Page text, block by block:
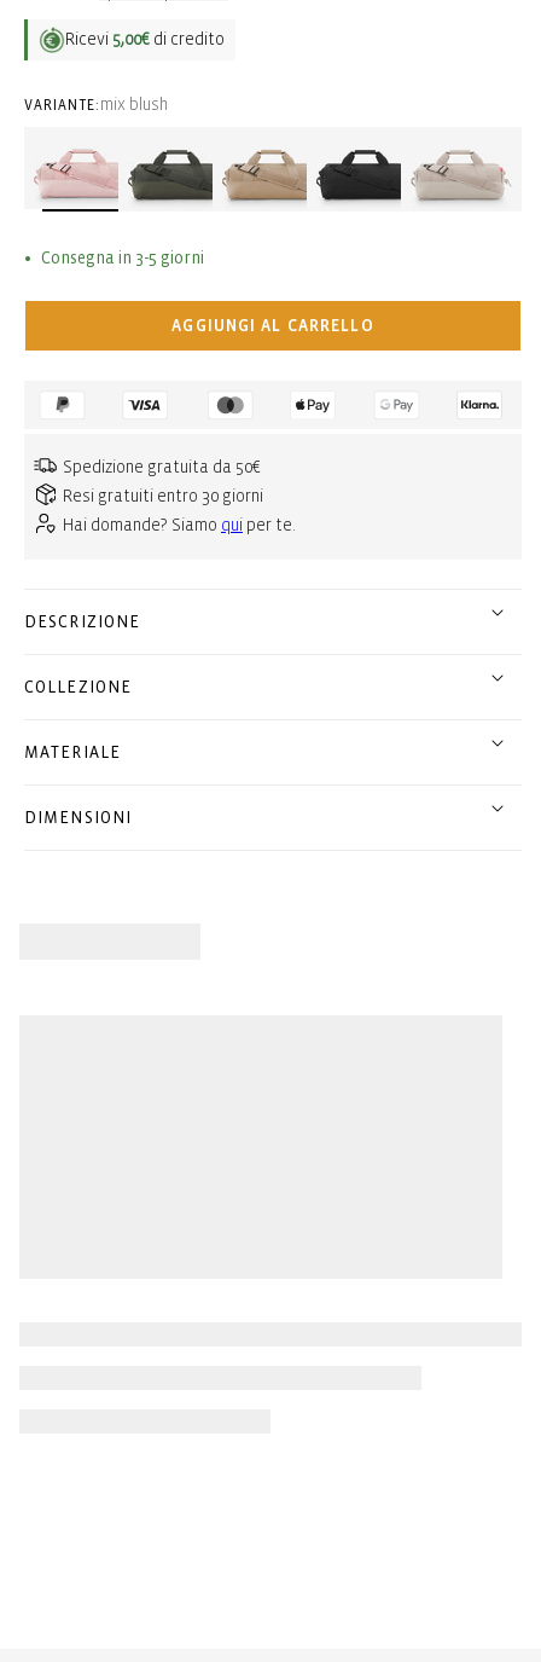
listino
Ricevi 5,00€ di credito
VARIANTE: mix blush
Consegna in 3-5 giorni
AGGIUNGI AL CARRELLO
Spedizione gratuita da 50€
Resi gratuiti entro 30 giorni
Hai domande? Siamo qui per te.
DESCRIZIONE
COLLEZIONE
MATERIALE
DIMENSIONI